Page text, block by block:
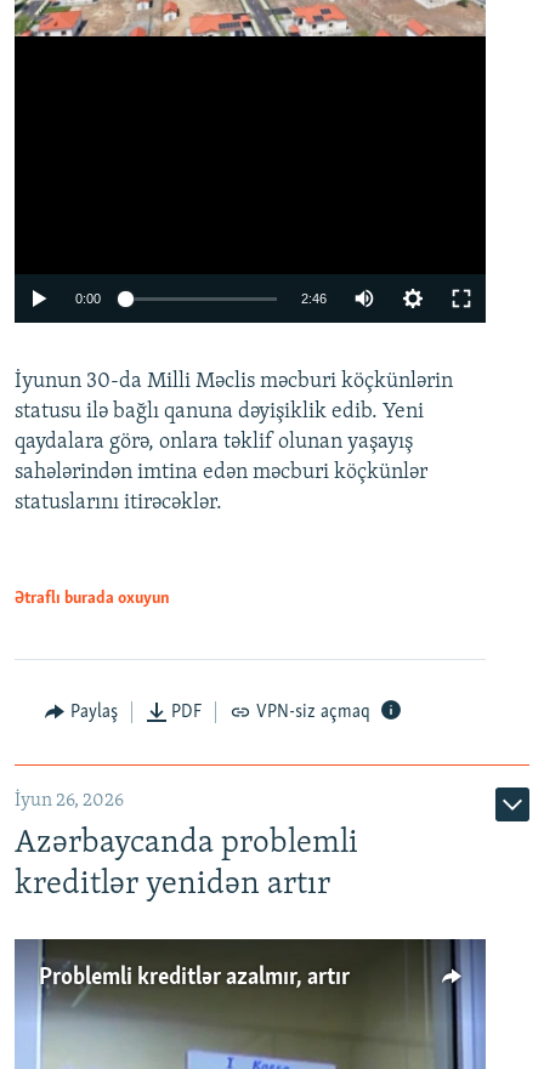
Auto 240p 360p 480p
720p 1080p
0:00 2:46
360p
480p
720p
İyunun 30-da Milli Məclis məcburi köçkünlərin
statusu ilə bağlı qanuna dəyişiklik edib. Yeni
qaydalara görə, onlara təklif olunan yaşayış
sahələrindən imtina edən məcburi köçkünlər
statuslarını itirəcəklər.
Ətraflı burada oxuyun
Paylaş PDF VPN-siz açmaq
İyun 26, 2026
Azərbaycanda problemli
kreditlər yenidən artır
Problemli kreditlər azalmır, artır